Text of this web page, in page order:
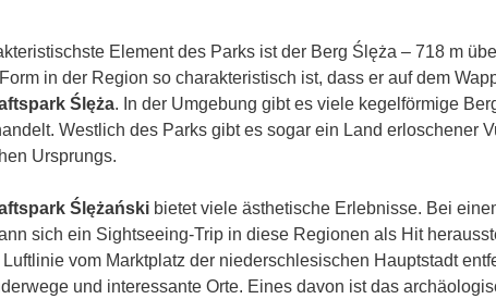
Element des Parks ist der Berg Ślęża – 718 m
in der Region so charakteristisch ist, dass er auf dem
Ślęża. In der Umgebung gibt es viele kegelförmige
Westlich des Parks gibt es sogar ein Land erloschener
Ursprungs.
Ślężański bietet viele ästhetische Erlebnisse. Bei
sich ein Sightseeing-Trip in diese Regionen als Hit
Luftlinie vom Marktplatz der niederschlesischen Hauptstadt
und interessante Orte. Eines davon ist das